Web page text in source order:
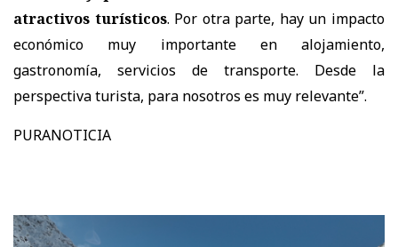
atractivos turísticos. Por otra parte, hay un impacto
económico muy importante en alojamiento,
gastronomía, servicios de transporte. Desde la
perspectiva turista, para nosotros es muy relevante”.
PURANOTICIA